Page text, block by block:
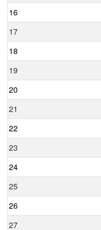
16
17
18
19
20
21
22
23
24
25
26
27